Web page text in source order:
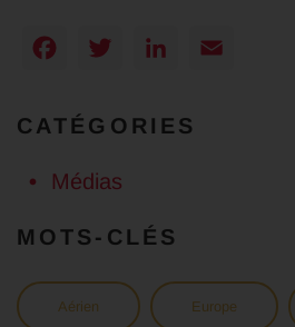
Facebook
TwitterLinkedIn
CATÉGORIES
Médias
MOTS-CLÉS
Aérien Europe